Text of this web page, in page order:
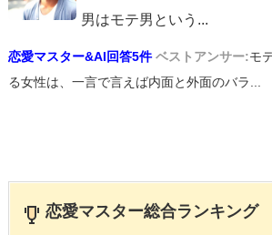
男はモテ男という ...
恋愛マスター&AI回答5件 ベストアンサー:モ
る女性は、一言で言えば内面と外面のバラ...
恋愛マスター総合ランキング